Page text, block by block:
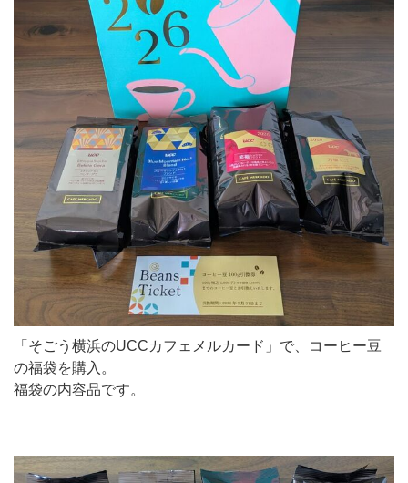
「そごう横浜のUCCカフェメルカード」で、コーヒー豆
の福袋を購入。
福袋の内容品です。